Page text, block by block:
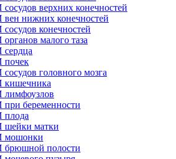
верхних конечностей
нижних конечностей
конечностей
малого таза
почек
головного мозга
кишечника
беременности
плода
шейки матки
мошонки
брюшной полости